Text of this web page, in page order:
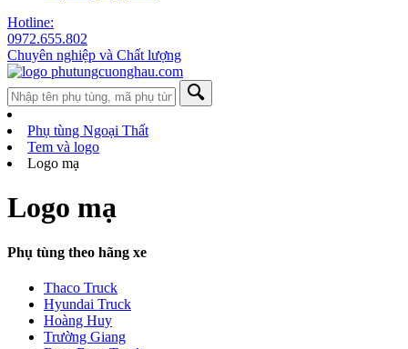
Hotline:
0972.655.802
Chuyên nghiệp và Chất lượng
Phụ tùng Ngoại Thất
Tem và logo
Logo mạ
Logo mạ
Phụ tùng theo hãng xe
Thaco Truck
Hyundai Truck
Hoàng Huy
Trường Giang